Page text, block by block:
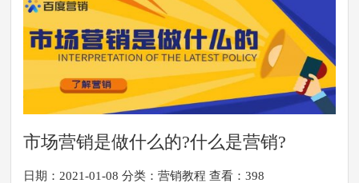
市场营销是做什么的?什么是营销?
日期：2021-01-08 分类：营销教程 查看：398